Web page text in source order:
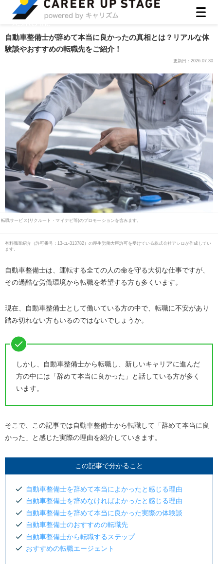
自動車整備士が辞めて本当に良かったの真相とは？リアルな体
験談やおすすめの転職先をご紹介！
更新日：2026.07.30
転職サービス(リクルート・マイナビ等)のプロモーションを含みます。
有料職業紹介（許可番号：13-ユ-313782）の厚生労働大臣許可を受けている株式会社アシロが作成してい
ます。
自動車整備士は、運転する全ての人の命を守る大切な仕事ですが、
その過酷な労働環境から転職を希望する方も多くいます。
現在、自動車整備士として働いている方の中で、転職に不安があり
踏み切れない方もいるのではないでしょうか。
しかし、自動車整備士から転職し、新しいキャリアに進んだ
方の中には「辞めて本当に良かった」と話している方が多く
います。
そこで、この記事では自動車整備士から転職して「辞めて本当に良
かった」と感じた実際の理由を紹介していきます。
この記事で分かること
自動車整備士を辞めて本当によかったと感じる理由
自動車整備士を辞めなければよかったと感じる理由
自動車整備士を辞めて本当に良かった実際の体験談
自動車整備士のおすすめの転職先
自動車整備士から転職するステップ
おすすめの転職エージェント